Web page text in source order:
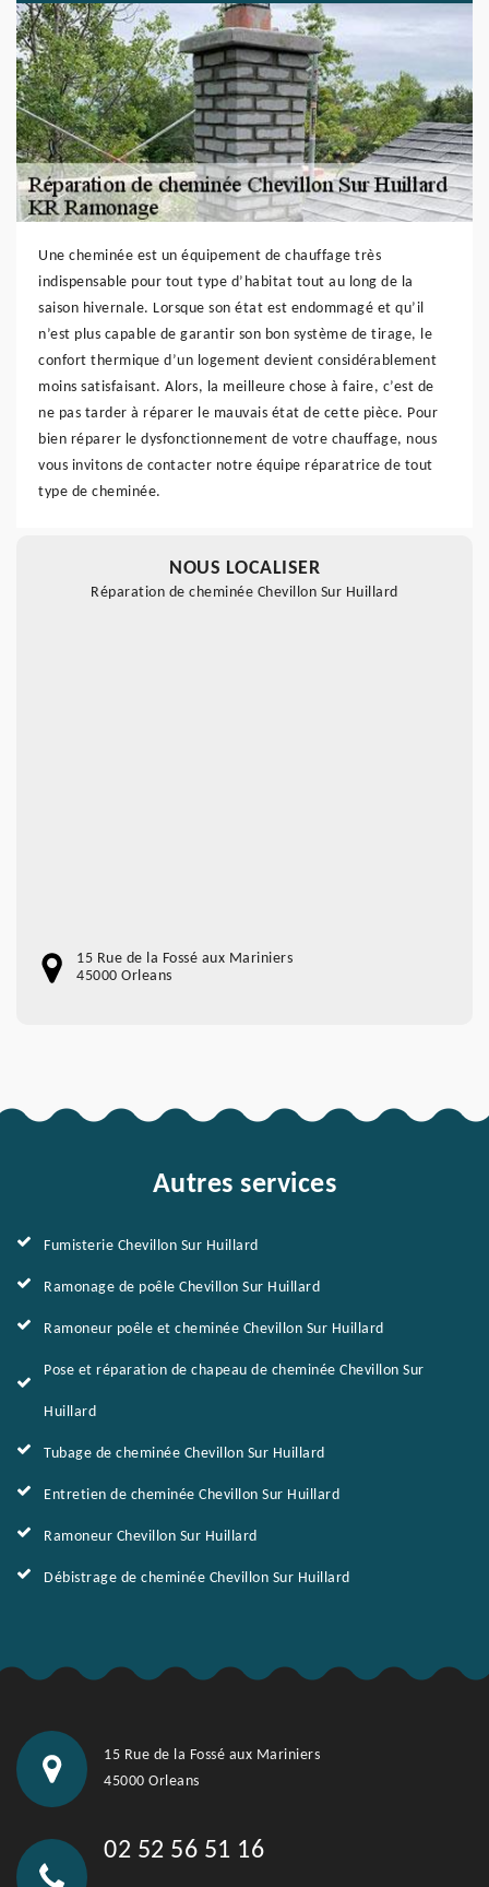
Une cheminée est un équipement de chauffage très
indispensable pour tout type d’habitat tout au long de la
saison hivernale. Lorsque son état est endommagé et qu’il
n’est plus capable de garantir son bon système de tirage, le
confort thermique d’un logement devient considérablement
moins satisfaisant. Alors, la meilleure chose à faire, c’est de
ne pas tarder à réparer le mauvais état de cette pièce. Pour
bien réparer le dysfonctionnement de votre chauffage, nous
vous invitons de contacter notre équipe réparatrice de tout
type de cheminée.
NOUS LOCALISER
Réparation de cheminée Chevillon Sur Huillard
15 Rue de la Fossé aux Mariniers
45000 Orleans
Autres services
Fumisterie Chevillon Sur Huillard
Ramonage de poêle Chevillon Sur Huillard
Ramoneur poêle et cheminée Chevillon Sur Huillard
Pose et réparation de chapeau de cheminée Chevillon Sur
Huillard
Tubage de cheminée Chevillon Sur Huillard
Entretien de cheminée Chevillon Sur Huillard
Ramoneur Chevillon Sur Huillard
Débistrage de cheminée Chevillon Sur Huillard
15 Rue de la Fossé aux Mariniers
45000 Orleans
02 52 56 51 16